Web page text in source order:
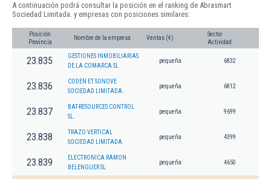
A continuación podrá consultar la posición en el ranking de Abrasmart
Sociedad Limitada. y empresas con posiciones similares:
Posición
Provincia
Nombre de la empresa Ventas (€)
Sector
Actividad
23.835
GESTIONES INMOBILIARIAS
DE LA COMARCA SL
pequeña 6832
23.836
CODEN ET SONOVE
SOCIEDAD LIMITADA.
pequeña 6812
23.837
BAT-RESOURCES CONTROL
SL.
pequeña 9699
23.838
TRAZO VERTICAL
SOCIEDAD LIMITADA.
pequeña 4399
23.839
ELECTRONICA RAMON
BELENGUER SL
pequeña 4650